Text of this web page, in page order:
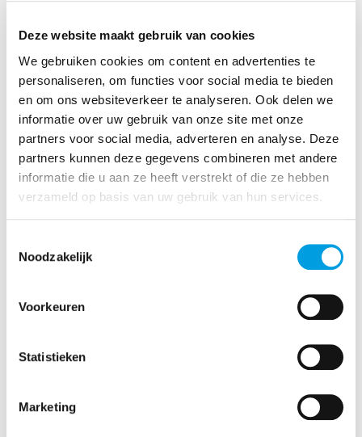
Deze website maakt gebruik van cookies
We gebruiken cookies om content en advertenties te
personaliseren, om functies voor social media te bieden
en om ons websiteverkeer te analyseren. Ook delen we
informatie over uw gebruik van onze site met onze
partners voor social media, adverteren en analyse. Deze
partners kunnen deze gegevens combineren met andere
informatie die u aan ze heeft verstrekt of die ze hebben
verzameld op basis van uw gebruik van hun services.
Noodzakelijk
Voorkeuren
Statistieken
Marketing
de leerlingen in de vorm van een wedstrijd doen. Het
Neem voor meer informatie contact op via
danielle@deboetzelaer.nl